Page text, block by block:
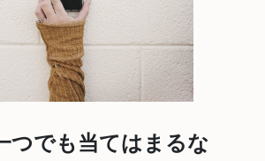
つでも当てはまるな